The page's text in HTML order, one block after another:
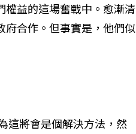
權益的這場奮戰中。愈漸清
府合作。但事實是，他們似
這將會是個解決方法，然